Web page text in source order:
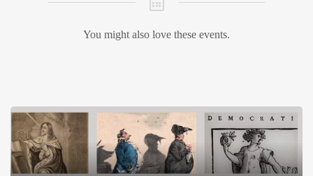
You might also love these events.